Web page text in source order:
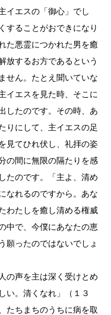
イエスの「御心」でし
することがおできになり
た悪霊につかれた男を癒
放するお方であるという
せん。たとえ聞いていな
イエスを見た時、そこに
したのです。その時、あ
りにして、主イエスの足
見てひれ伏し、礼拝の姿
の間に無限の隔たりを感
たのです。「主よ、清め
なれるのですから。あな
わたしを癒し清める権威
中で、今僕にあなたの恵
願ったのではないでしょ
の声を主は深く受けとめ
い。清くなれ」（１３
たちまちのうちに病を取